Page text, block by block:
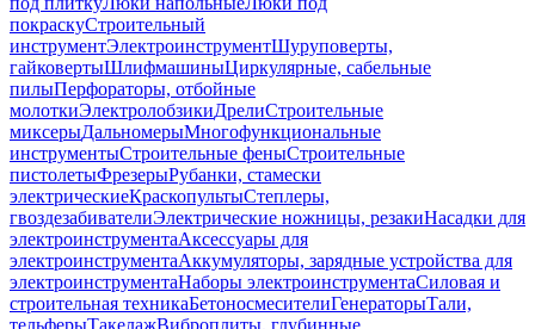
покраскуСтроительный
инструментЭлектроинструментШуруповерты,
гайковертыШлифмашиныЦиркулярные, сабельные
пилыПерфораторы, отбойные
молоткиЭлектролобзикиДрелиСтроительные
миксерыДальномерыМногофункциональные
инструментыСтроительные феныСтроительные
пистолетыФрезерыРубанки, стамески
электрическиеКраскопультыСтеплеры,
гвоздезабивателиЭлектрические ножницы, резакиНасадки для
электроинструментаАксессуары для
электроинструментаАккумуляторы, зарядные устройства для
электроинструментаНаборы электроинструментаСиловая и
строительная техникаБетоносмесителиГенераторыТали,
тельферыТакелажВиброплиты, глубинные